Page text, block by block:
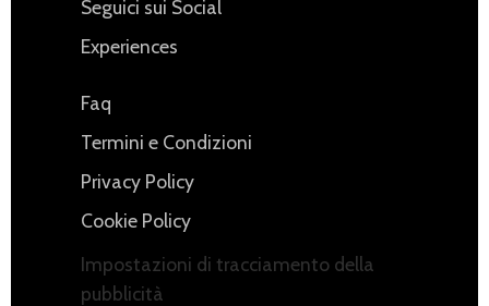
Seguici sui Social
Experiences
Faq
Termini e Condizioni
Privacy Policy
Cookie Policy
Impostazioni di tracciamento della
pubblicità